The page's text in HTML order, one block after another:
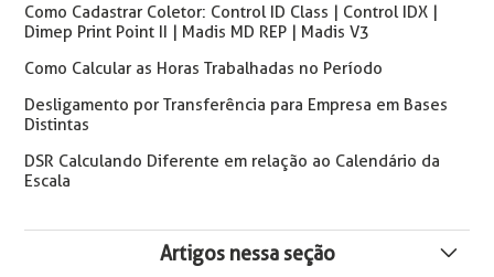
Como Cadastrar Coletor: Control ID Class | Control IDX |
Dimep Print Point II | Madis MD REP | Madis V3
Como Calcular as Horas Trabalhadas no Período
Desligamento por Transferência para Empresa em Bases
Distintas
DSR Calculando Diferente em relação ao Calendário da
Escala
Artigos nessa seção